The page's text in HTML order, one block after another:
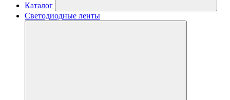
Каталог
Светодиодные ленты